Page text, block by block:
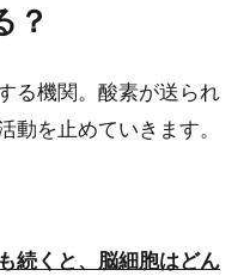
っている時に、片方だけ火がつ
...
？
る機関。酸素が送られ
動を止めていきます。
続くと、脳細胞はどん